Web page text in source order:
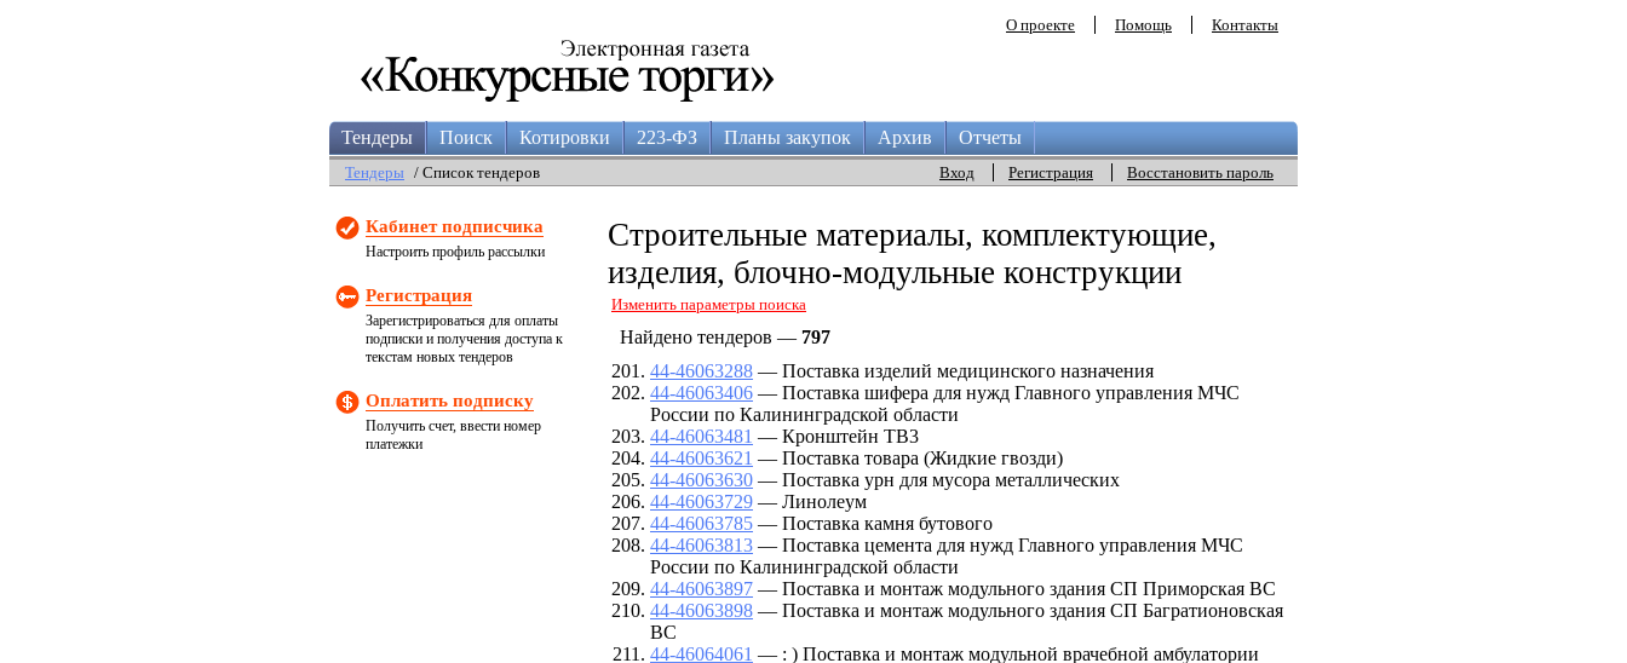
О проекте Помощь Контакты
Тендеры Поиск Котировки 223-ФЗ Планы закупок Архив Отчеты
Вход Регистрация Восстановить пароль
Тендеры / Список тендеров
Кабинет подписчика
Настроить профиль рассылки
Регистрация
Зарегистрироваться для оплаты
подписки и получения доступа к
текстам новых тендеров
Оплатить подписку
Получить счет, ввести номер
платежки
Строительные материалы, комплектующие,
изделия, блочно-модульные конструкции
Изменить параметры поиска
Найдено тендеров — 797
44-46063288 — Поставка изделий медицинского назначения
44-46063406 — Поставка шифера для нужд Главного управления МЧС
России по Калининградской области
44-46063481 — Кронштейн ТВ3
44-46063621 — Поставка товара (Жидкие гвозди)
44-46063630 — Поставка урн для мусора металлических
44-46063729 — Линолеум
44-46063785 — Поставка камня бутового
44-46063813 — Поставка цемента для нужд Главного управления МЧС
России по Калининградской области
44-46063897 — Поставка и монтаж модульного здания СП Приморская ВС
44-46063898 — Поставка и монтаж модульного здания СП Багратионовская
ВС
44-46064061 — : ) Поставка и монтаж модульной врачебной амбулатории